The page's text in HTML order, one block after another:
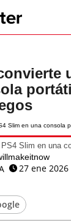
Slim en una
27 ene 2026